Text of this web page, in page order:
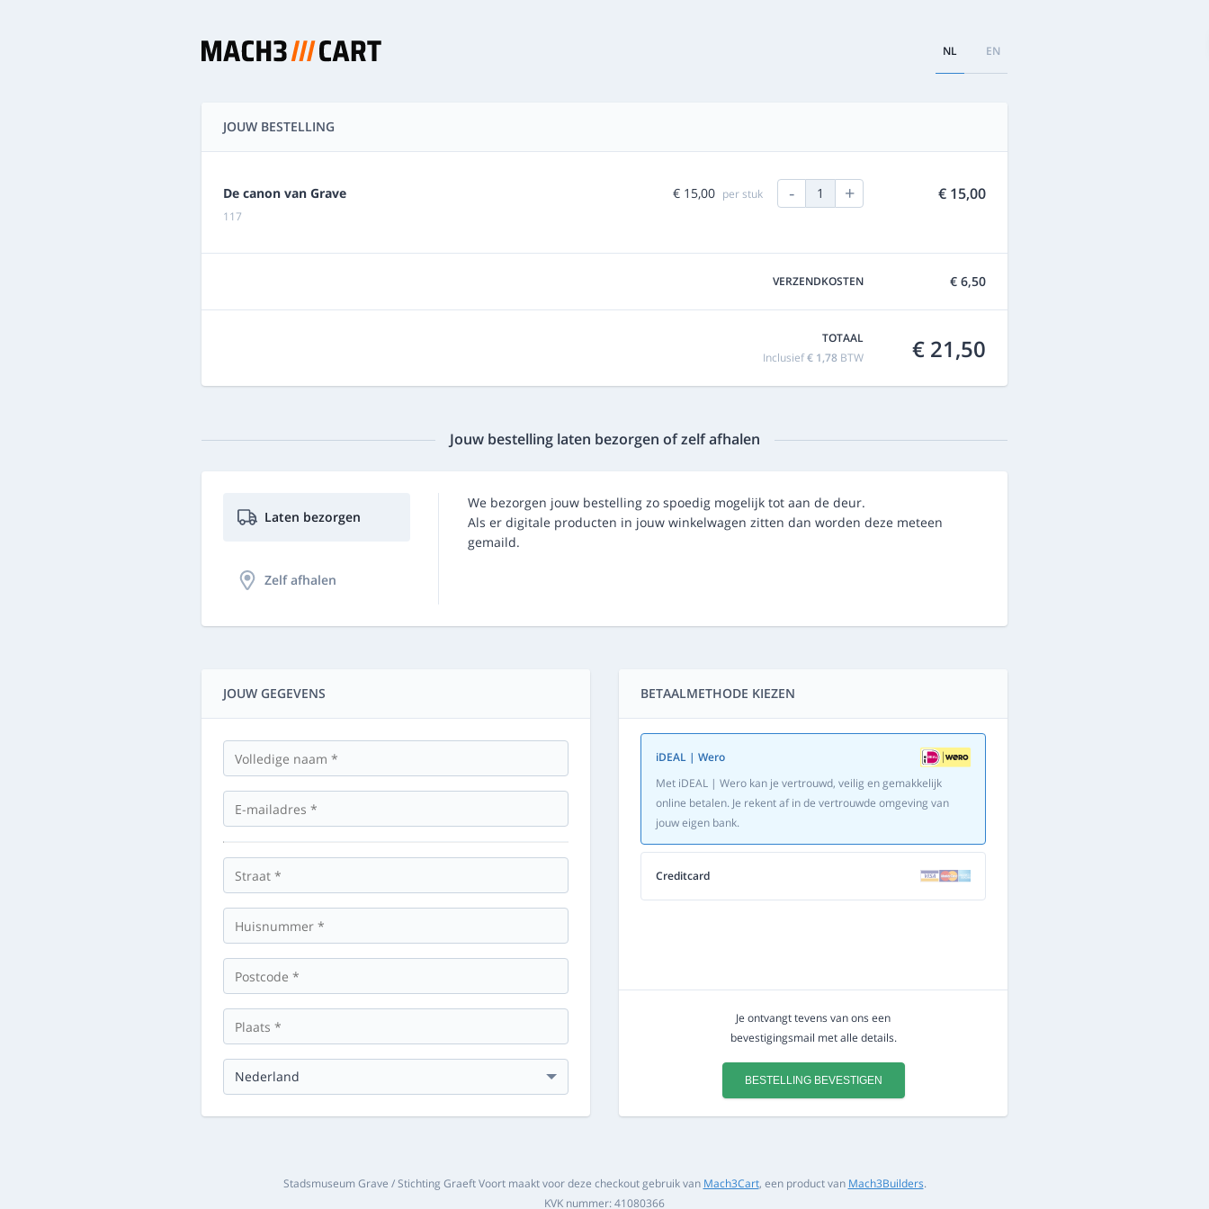
NL EN
JOUW BESTELLING
De canon van Grave
117
€ 15,00 per stuk - 1 + € 15,00
VERZENDKOSTEN € 6,50
TOTAAL
Inclusief€ 1,78 BTW € 21,50
Jouw bestelling laten bezorgen of zelf afhalen
Laten bezorgen
Zelf afhalen
We bezorgen jouw bestelling zo spoedig mogelijk tot aan de deur.
Als er digitale producten in jouw winkelwagen zitten dan worden deze meteen
gemaild.
JOUW GEGEVENS BETAALMETHODE KIEZEN
iDEAL | Wero
Met iDEAL | Wero kan je vertrouwd, veilig en gemakkelijk
online betalen. Je rekent af in de vertrouwde omgeving van
jouw eigen bank.
Creditcard
Je ontvangt tevens van ons een
bevestigingsmail met alle details.
BESTELLING BEVESTIGEN
Stadsmuseum Grave / Stichting Graeft Voort maakt voor deze checkout gebruik van Mach3Cart, een product van Mach3Builders.
KVK nummer: 41080366